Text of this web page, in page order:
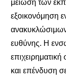
μείωση των
εξοικονόμηση
ευθύνης. Η
και επένδυση